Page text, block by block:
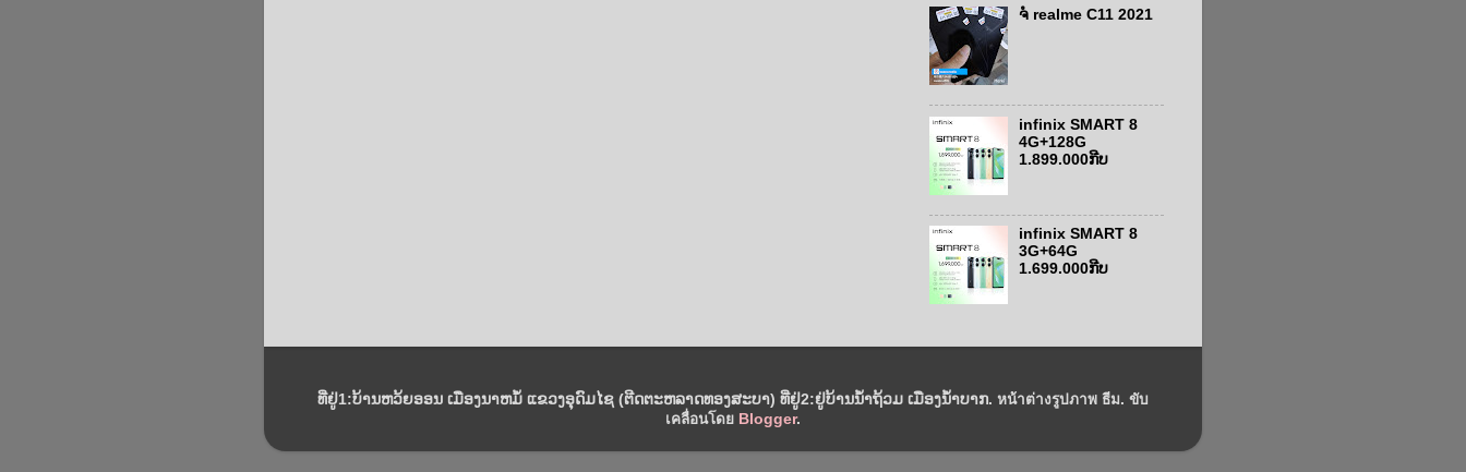
ຈໍ realme C11 2021
infinix SMART 8
4G+128G
1.899.000ກີບ
infinix SMART 8
3G+64G
1.699.000ກີບ
ທີ່ຢູ່1:ບ້ານຫວ້ຍອອນ ເມືອງນາຫມໍ້ ແຂວງອຸດົມໄຊ (ຕີດຕະຫລາດທອງສະບາ) ທີ່ຢູ່2:ຢູ່ບ້ານນໍ້າຖ້ວມ ເມືອງນໍ້າບາກ. หน้าต่างรูปภาพ ธีม. ขับ
เคลื่อนโดย Blogger.